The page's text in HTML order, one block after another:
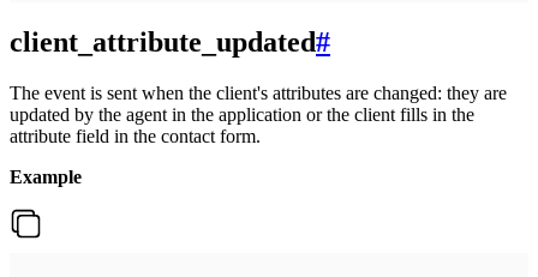
client_attribute_updated#
The event is sent when the client's attributes are changed: they are
updated by the agent in the application or the client fills in the
attribute field in the contact form.
Example